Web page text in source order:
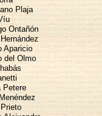
Plaja
Ontañón
Aparicio
del Olmo
Petere